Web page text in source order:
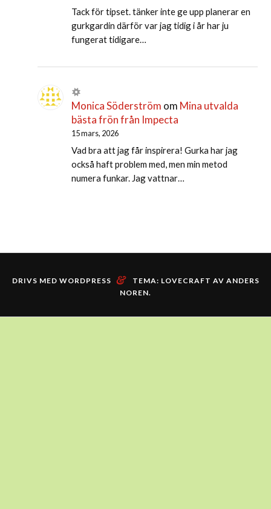
Tack för tipset. tänker inte ge upp planerar en
gurkgardin därför var jag tidig i år har ju
fungerat tidigare…
Monica Söderström om Mina utvalda
bästa frön från Impecta
15 mars, 2026
Vad bra att jag får inspirera! Gurka har jag
också haft problem med, men min metod
numera funkar. Jag vattnar…
DRIVS MED WORDPRESS & TEMA: LOVECRAFT AV ANDERS
NOREN.